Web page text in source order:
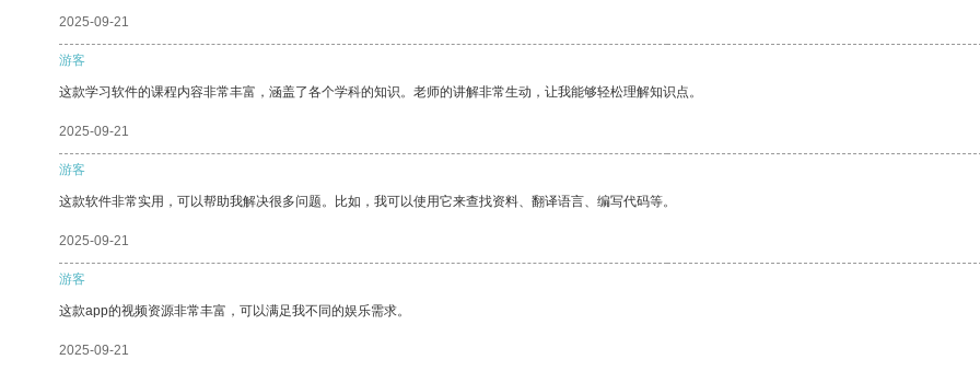
2025-09-21
游客
这款学习软件的课程内容非常丰富，涵盖了各个学科的知识。老师的讲解非常生动，让我能够轻松理解知识点。
2025-09-21
游客
这款软件非常实用，可以帮助我解决很多问题。比如，我可以使用它来查找资料、翻译语言、编写代码等。
2025-09-21
游客
这款app的视频资源非常丰富，可以满足我不同的娱乐需求。
2025-09-21